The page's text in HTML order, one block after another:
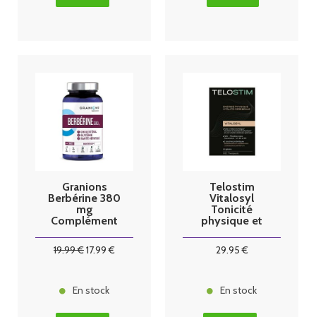
Granions
Berbérine 380
mg
Complément
19.99€17.99 €
En stock
Telostim
Vitalosyl
Tonicité
physique et
gélules
29.95€
En stock